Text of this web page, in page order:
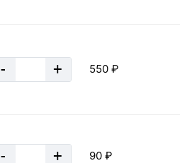
- + 550 ₽
- + 90 ₽